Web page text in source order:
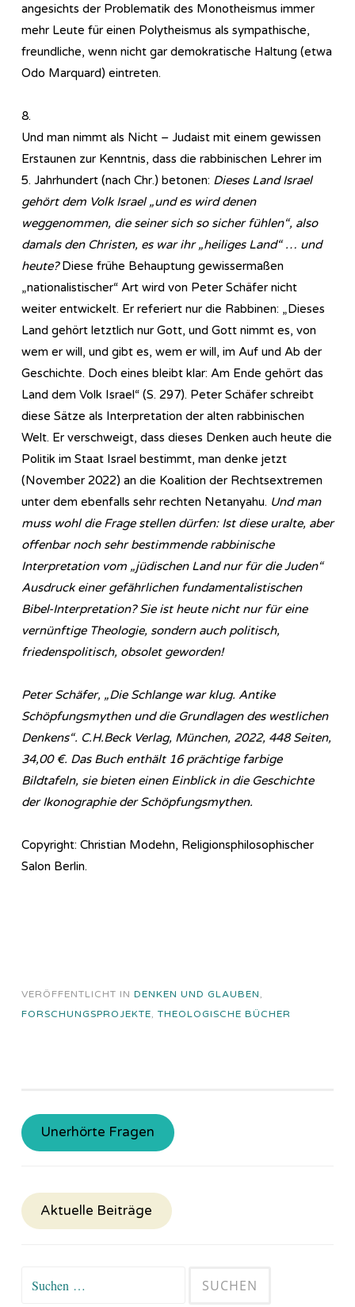
angesichts der Problematik des Monotheismus immer
mehr Leute für einen Polytheismus als sympathische,
freundliche, wenn nicht gar demokratische Haltung (etwa
Odo Marquard) eintreten.
8.
Und man nimmt als Nicht – Judaist mit einem gewissen
Erstaunen zur Kenntnis, dass die rabbinischen Lehrer im
5. Jahrhundert (nach Chr.) betonen: Dieses Land Israel
gehört dem Volk Israel „und es wird denen
weggenommen, die seiner sich so sicher fühlen“, also
damals den Christen, es war ihr „heiliges Land“ … und
heute?Diese frühe Behauptung gewissermaßen
„nationalistischer“ Art wird von Peter Schäfer nicht
weiter entwickelt. Er referiert nur die Rabbinen: „Dieses
Land gehört letztlich nur Gott, und Gott nimmt es, von
wem er will, und gibt es, wem er will, im Auf und Ab der
Geschichte. Doch eines bleibt klar: Am Ende gehört das
Land dem Volk Israel“ (S. 297). Peter Schäfer schreibt
diese Sätze als Interpretation der alten rabbinischen
Welt. Er verschweigt, dass dieses Denken auch heute die
Politik im Staat Israel bestimmt, man denke jetzt
(November 2022) an die Koalition der Rechtsextremen
unter dem ebenfalls sehr rechten Netanyahu. Und man
muss wohl die Frage stellen dürfen: Ist diese uralte, aber
offenbar noch sehr bestimmende rabbinische
Interpretation vom „jüdischen Land nur für die Juden“
Ausdruck einer gefährlichen fundamentalistischen
Bibel-Interpretation? Sie ist heute nicht nur für eine
vernünftige Theologie, sondern auch politisch,
friedenspolitisch, obsolet geworden!
Peter Schäfer, „Die Schlange war klug. Antike
Schöpfungsmythen und die Grundlagen des westlichen
Denkens“. C.H.Beck Verlag, München, 2022, 448 Seiten,
34,00 €. Das Buch enthält 16 prächtige farbige
Bildtafeln, sie bieten einen Einblick in die Geschichte
der Ikonographie der Schöpfungsmythen.
Copyright: Christian Modehn, Religionsphilosophischer
Salon Berlin.
VERÖFFENTLICHT IN DENKEN UND GLAUBEN,
FORSCHUNGSPROJEKTE, THEOLOGISCHE BÜCHER
Unerhörte Fragen
Aktuelle Beiträge
Suchen